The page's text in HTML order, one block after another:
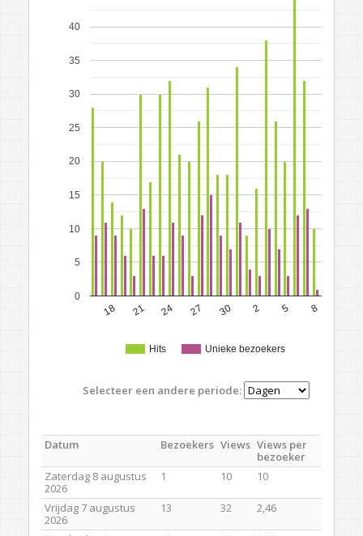
Hits Unieke bezoekers
8
5
2
30
27
24
21
18
0
5
10
15
20
25
30
35
40
Selecteer een andere periode:
Datum Bezoekers Views Views per
bezoeker
Zaterdag 8 augustus
2026
1 10 10
Vrijdag 7 augustus
2026
13 32 2,46